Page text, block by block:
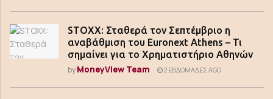
STOXX: Σταθερά τον Σεπτέμβριο η
αναβάθμιση του Euronext Athens – Τι
σημαίνει για το Χρηματιστήριο Αθηνών
byMoneyView Team 2 ΕΒΔΟΜΆΔΕΣ AGO